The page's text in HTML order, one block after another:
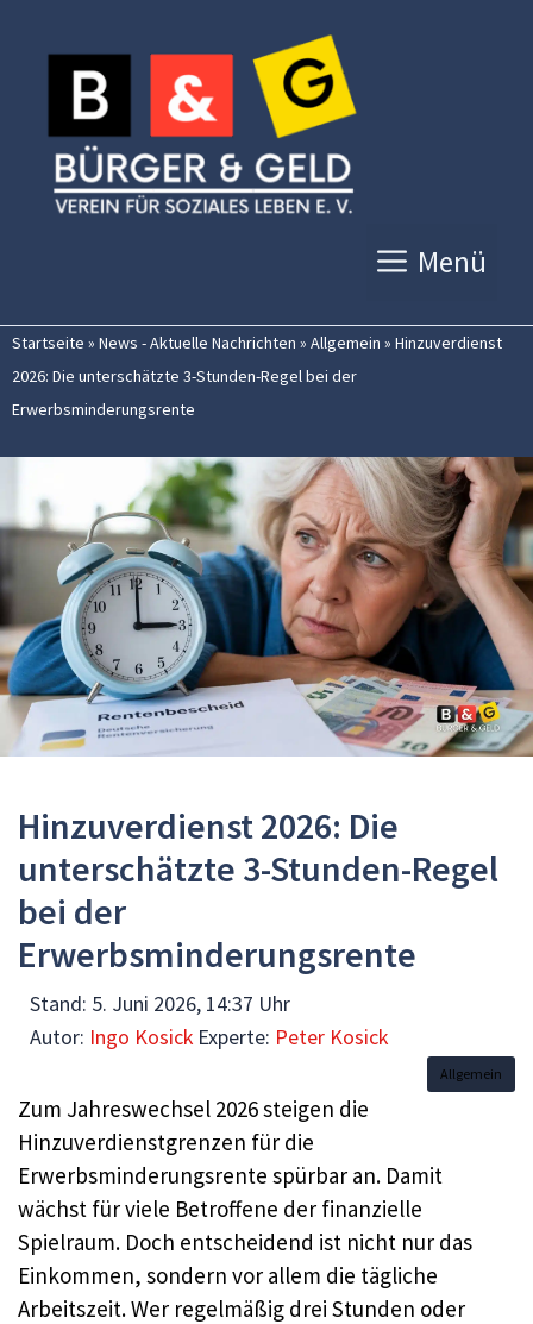
Inhalt
springen
Menü
Startseite » News - Aktuelle Nachrichten » Allgemein » Hinzuverdienst
2026: Die unterschätzte 3-Stunden-Regel bei der
Erwerbsminderungsrente
Hinzuverdienst 2026: Die
unterschätzte 3-Stunden-Regel
bei der
Erwerbsminderungsrente
Stand: 5. Juni 2026, 14:37 Uhr
Autor: Ingo Kosick Experte: Peter Kosick
Allgemein
Zum Jahreswechsel 2026 steigen die
Hinzuverdienstgrenzen für die
Erwerbsminderungsrente spürbar an. Damit
wächst für viele Betroffene der finanzielle
Spielraum. Doch entscheidend ist nicht nur das
Einkommen, sondern vor allem die tägliche
Arbeitszeit. Wer regelmäßig drei Stunden oder